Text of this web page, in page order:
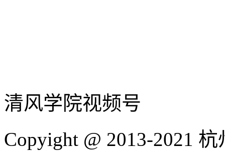
清风学院视频号
Copyight @ 2013-2021